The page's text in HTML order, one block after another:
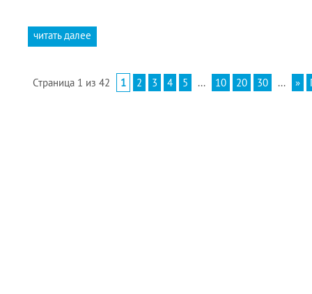
читать далее
Страница 1 из 42 1 2 3 4 5 ... 10 20 30 ... »